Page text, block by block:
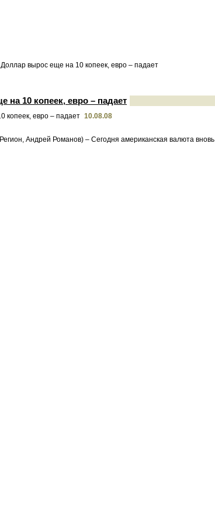
Доллар вырос еще на 10 копеек, евро – падает
на 10 копеек, евро – падает
10.08.08
Андрей Романов) – Сегодня американская валюта